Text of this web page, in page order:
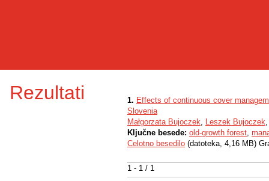
Rezultati
1 - 1 / 1
1. Effects of continuous cover
Slovenia
Małgorzata Bujoczek, Leszek Bujoczek
Ključne besede: old-growth forest,
Celotno besedilo (datoteka, 4,16 MB)